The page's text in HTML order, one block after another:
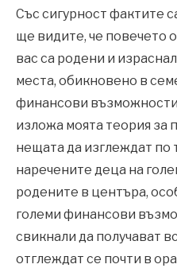
Със сигурност фактите
ще видите, че повечето
вас са родени и
места, обикновено в
финансови
изложа моята теория за
нещата да изглеждат по
наречените деца на
родените в центъра,
големи финансови
свикнали да получават
отглеждат се почти в